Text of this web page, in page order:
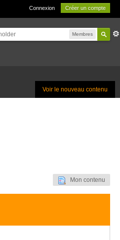
Connexion Créer un compte
Membres
Voir le nouveau contenu
Mon contenu